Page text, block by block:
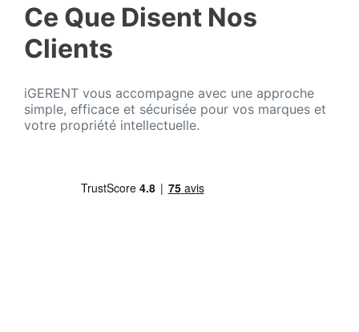
Ce Que Disent Nos
Clients
iGERENT vous accompagne avec une approche
simple, efficace et sécurisée pour vos marques et
votre propriété intellectuelle.